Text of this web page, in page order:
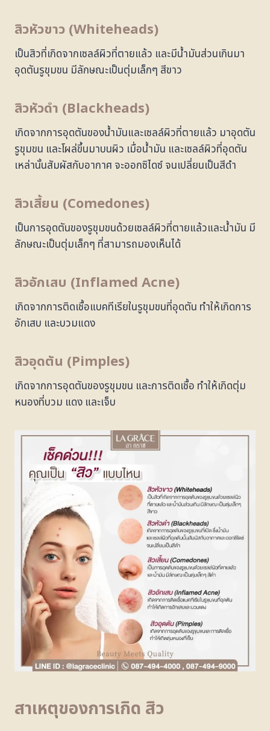
สิวหัวขาว (Whiteheads)
เป็นสิวที่เกิดจากเซลล์ผิวที่ตายแล้ว และมีน้ำมันส่วนเกินมา
อุดตันรูขุมขน มีลักษณะเป็นตุ่มเล็กๆ สีขาว
สิวหัวดำ (Blackheads)
เกิดจากการอุดตันของน้ำมันและเซลล์ผิวที่ตายแล้ว มาอุดตัน
รูขุมขน และโผล่ขึ้นมาบนผิว เมื่อน้ำมัน และเซลล์ผิวที่อุดตัน
เหล่านั้นสัมผัสกับอากาศ จะออกซิไดซ์ จนเปลี่ยนเป็นสีดำ
สิวเสี้ยน (Comedones)
เป็นการอุดตันของรูขุมขนด้วยเซลล์ผิวที่ตายแล้วและน้ำมัน มี
ลักษณะเป็นตุ่มเล็กๆ ที่สามารถมองเห็นได้
สิวอักเสบ (Inflamed Acne)
เกิดจากการติดเชื้อแบคทีเรียในรูขุมขนที่อุดตัน ทำให้เกิดการ
อักเสบ และบวมแดง
สิวอุดตัน (Pimples)
เกิดจากการอุดตันของรูขุมขน และการติดเชื้อ ทำให้เกิดตุ่ม
หนองที่บวม แดง และเจ็บ
สาเหตุของการเกิด สิว